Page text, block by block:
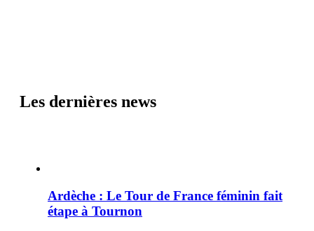
Les dernières news
Ardèche : Le Tour de France féminin fait
étape à Tournon